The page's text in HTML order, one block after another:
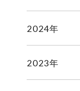
2024年
2023年